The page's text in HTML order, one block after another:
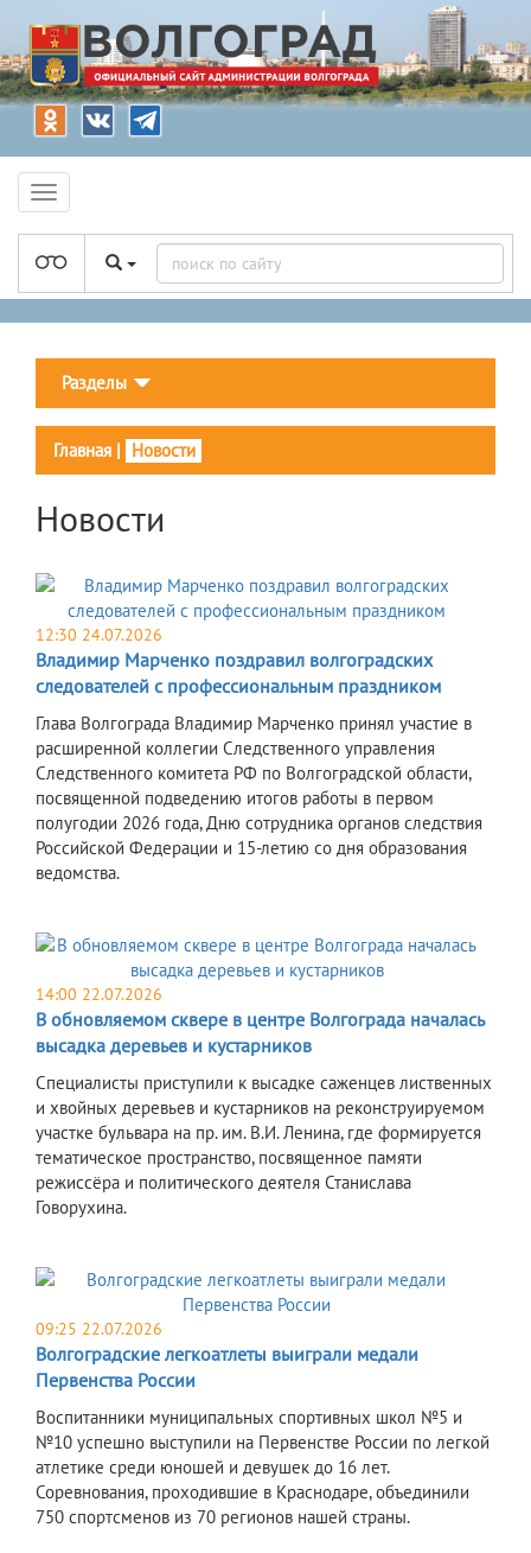
Разделы
Главная | Новости
Новости
12:30 24.07.2026
Владимир Марченко поздравил волгоградских
следователей с профессиональным праздником
Глава Волгограда Владимир Марченко принял участие в
расширенной коллегии Следственного управления
Следственного комитета РФ по Волгоградской области,
посвященной подведению итогов работы в первом
полугодии 2026 года, Дню сотрудника органов следствия
Российской Федерации и 15-летию со дня образования
ведомства.
14:00 22.07.2026
В обновляемом сквере в центре Волгограда началась
высадка деревьев и кустарников
Специалисты приступили к высадке саженцев лиственных
и хвойных деревьев и кустарников на реконструируемом
участке бульвара на пр. им. В.И. Ленина, где формируется
тематическое пространство, посвященное памяти
режиссёра и политического деятеля Станислава
Говорухина.
09:25 22.07.2026
Волгоградские легкоатлеты выиграли медали
Первенства России
Воспитанники муниципальных спортивных школ №5 и
№10 успешно выступили на Первенстве России по легкой
атлетике среди юношей и девушек до 16 лет.
Соревнования, проходившие в Краснодаре, объединили
750 спортсменов из 70 регионов нашей страны.